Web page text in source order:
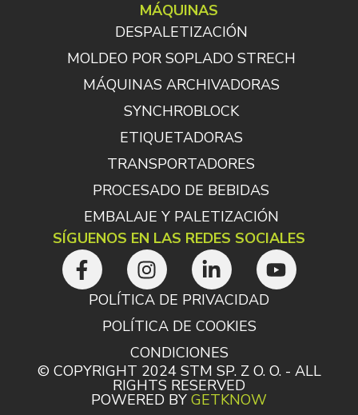
MÁQUINAS
DESPALETIZACIÓN
MOLDEO POR SOPLADO STRECH
MÁQUINAS ARCHIVADORAS
SYNCHROBLOCK
ETIQUETADORAS
TRANSPORTADORES
PROCESADO DE BEBIDAS
EMBALAJE Y PALETIZACIÓN
SÍGUENOS EN LAS REDES SOCIALES
POLÍTICA DE PRIVACIDAD
POLÍTICA DE COOKIES
CONDICIONES
© COPYRIGHT 2024 STM SP. Z O. O. - ALL
RIGHTS RESERVED
POWERED BY GETKNOW